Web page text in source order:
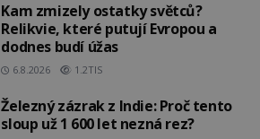
Kam zmizely ostatky světců?
Relikvie, které putují Evropou a
dodnes budí úžas
6.8.2026 1.2TIS
Železný zázrak z Indie: Proč tento
sloup už 1 600 let nezná rez?